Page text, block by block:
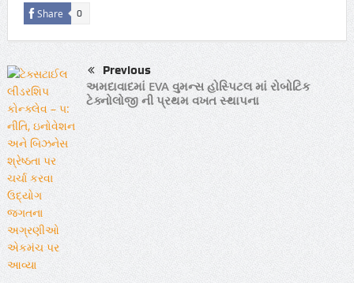
Share 0
Previous
અમદાવાદમાં EVA વુમન્સ હોસ્પિટલ માં રોબોટિક
ટેક્નોલોજી ની પ્રથમ વખત સ્થાપના